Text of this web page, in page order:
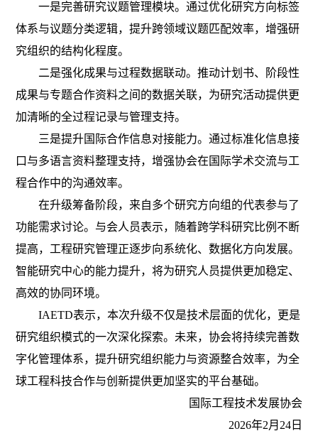
一是完善研究议题管理模块。通过优化研究方向标签
体系与议题分类逻辑，提升跨领域议题匹配效率，增强研
究组织的结构化程度。
二是强化成果与过程数据联动。推动计划书、阶段性
成果与专题合作资料之间的数据关联，为研究活动提供更
加清晰的全过程记录与管理支持。
三是提升国际合作信息对接能力。通过标准化信息接
口与多语言资料整理支持，增强协会在国际学术交流与工
程合作中的沟通效率。
在升级筹备阶段，来自多个研究方向组的代表参与了
功能需求讨论。与会人员表示，随着跨学科研究比例不断
提高，工程研究管理正逐步向系统化、数据化方向发展。
智能研究中心的能力提升，将为研究人员提供更加稳定、
高效的协同环境。
IAETD表示，本次升级不仅是技术层面的优化，更是
研究组织模式的一次深化探索。未来，协会将持续完善数
字化管理体系，提升研究组织能力与资源整合效率，为全
球工程科技合作与创新提供更加坚实的平台基础。
国际工程技术发展协会
2026年2月24日